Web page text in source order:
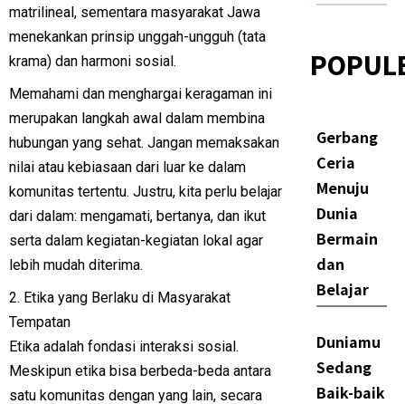
matrilineal, sementara masyarakat Jawa
menekankan prinsip unggah-ungguh (tata
krama) dan harmoni sosial.
Memahami dan menghargai keragaman ini
merupakan langkah awal dalam membina
hubungan yang sehat. Jangan memaksakan
nilai atau kebiasaan dari luar ke dalam
komunitas tertentu. Justru, kita perlu belajar
dari dalam: mengamati, bertanya, dan ikut
serta dalam kegiatan-kegiatan lokal agar
lebih mudah diterima.
2. Etika yang Berlaku di Masyarakat
Tempatan
Etika adalah fondasi interaksi sosial.
Meskipun etika bisa berbeda-beda antara
satu komunitas dengan yang lain, secara
Gerbang
Ceria
Menuju
Dunia
Bermain
dan
Belajar
Duniamu
Sedang
Baik-baik